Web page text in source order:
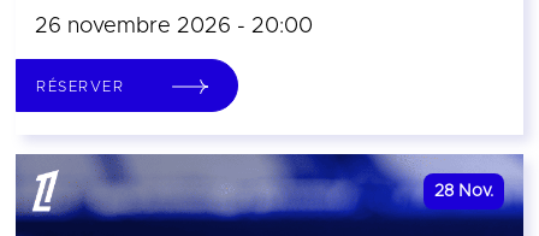
26 novembre 2026 - 20:00
RÉSERVER
28 Nov.